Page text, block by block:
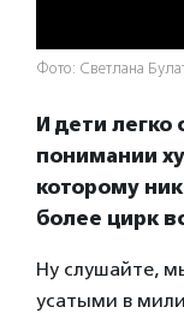
Фото: Светлана
И дети легко
понимании
которому
более цирк
Ну слушайте,
усатыми в